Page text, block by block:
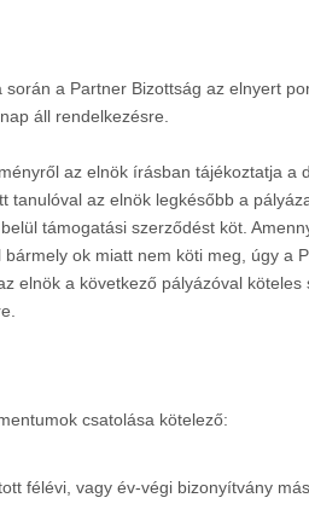
a Partner Bizottság az elnyert
áll rendelkezésre.
az elnök írásban tájékoztatja a
tanulóval az elnök legkésőbb a
támogatási szerződést köt.
ok miatt nem köti meg, úgy a
elnök a következő pályázóval köteles
csatolása kötelező:
félévi, vagy év-végi bizonyítvány